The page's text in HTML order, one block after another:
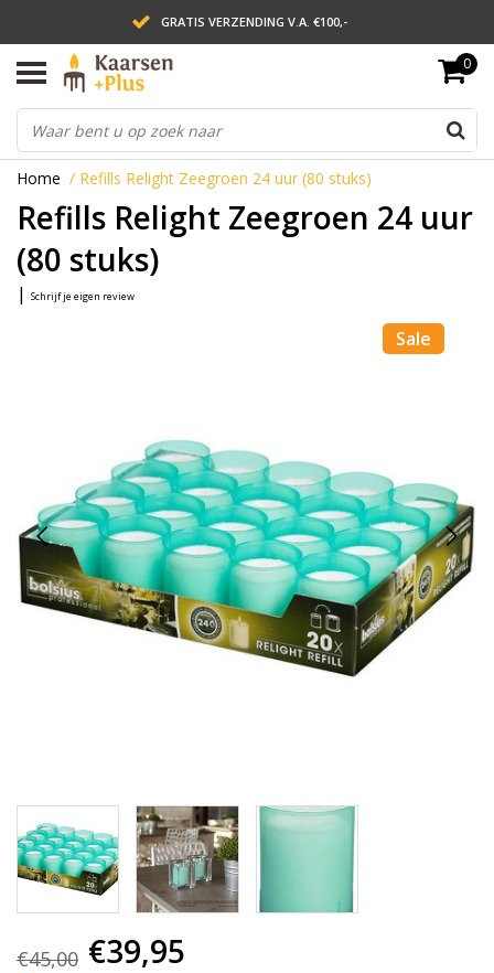
GRATIS VERZENDING V.A. €100,-
LEVERING BINNEN 2 WERKDAGEN
ACHTERAF BETALEN VIA AFTERPAY
0
Home / Refills Relight Zeegroen 24 uur (80 stuks)
Refills Relight Zeegroen 24 uur
(80 stuks)
| Schrijf je eigen review
Sale
€45,00 €39,95